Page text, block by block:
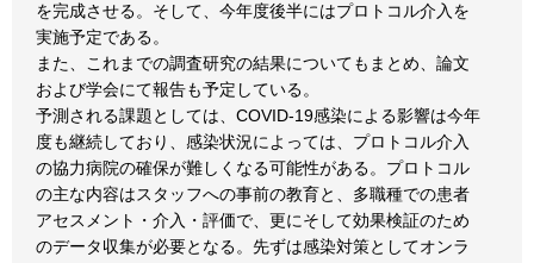
を完成させる。そして、今年度後半にはプロトコル介入を
実施予定である。
また、これまでの調査研究の結果についてもまとめ、論文
および学会にて報告も予定している。
予測される課題としては、COVID-19感染による影響は今年
度も継続しており、感染状況によっては、プロトコル介入
の協力病院の確保が難しくなる可能性がある。プロトコル
の主な内容はスタッフへの事前の教育と、多職種での患者
アセスメント・介入・評価で、更にそして効果検証のため
のデータ収集が必要となる。先ずは感染対策としてオンラ